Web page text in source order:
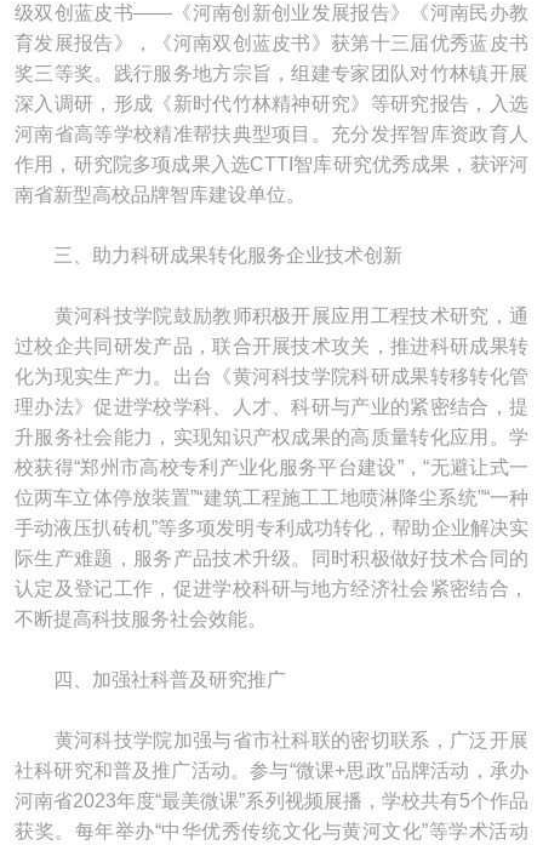
级双创蓝皮书——《河南创新创业发展报告》《河南民办教
育发展报告》，《河南双创蓝皮书》获第十三届优秀蓝皮书
奖三等奖。践行服务地方宗旨，组建专家团队对竹林镇开展
深入调研，形成《新时代竹林精神研究》等研究报告，入选
河南省高等学校精准帮扶典型项目。充分发挥智库资政育人
作用，研究院多项成果入选CTTI智库研究优秀成果，获评河
南省新型高校品牌智库建设单位。
三、助力科研成果转化服务企业技术创新
黄河科技学院鼓励教师积极开展应用工程技术研究，通
过校企共同研发产品，联合开展技术攻关，推进科研成果转
化为现实生产力。出台《黄河科技学院科研成果转移转化管
理办法》促进学校学科、人才、科研与产业的紧密结合，提
升服务社会能力，实现知识产权成果的高质量转化应用。学
校获得“郑州市高校专利产业化服务平台建设”，“无避让式一
位两车立体停放装置”“建筑工程施工工地喷淋降尘系统”“一种
手动液压扒砖机”等多项发明专利成功转化，帮助企业解决实
际生产难题，服务产品技术升级。同时积极做好技术合同的
认定及登记工作，促进学校科研与地方经济社会紧密结合，
不断提高科技服务社会效能。
四、加强社科普及研究推广
黄河科技学院加强与省市社科联的密切联系，广泛开展
社科研究和普及推广活动。参与“微课+思政”品牌活动，承办
河南省2023年度“最美微课”系列视频展播，学校共有5个作品
获奖。每年举办“中华优秀传统文化与黄河文化”等学术活动